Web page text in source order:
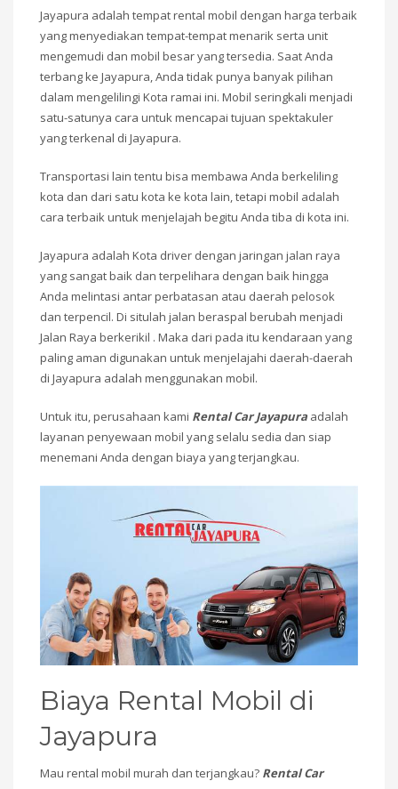
Jayapura adalah tempat rental mobil dengan harga terbaik
yang menyediakan tempat-tempat menarik serta unit
mengemudi dan mobil besar yang tersedia. Saat Anda
terbang ke Jayapura, Anda tidak punya banyak pilihan
dalam mengelilingi Kota ramai ini. Mobil seringkali menjadi
satu-satunya cara untuk mencapai tujuan spektakuler
yang terkenal di Jayapura.
Transportasi lain tentu bisa membawa Anda berkeliling
kota dan dari satu kota ke kota lain, tetapi mobil adalah
cara terbaik untuk menjelajah begitu Anda tiba di kota ini.
Jayapura adalah Kota driver dengan jaringan jalan raya
yang sangat baik dan terpelihara dengan baik hingga
Anda melintasi antar perbatasan atau daerah pelosok
dan terpencil. Di situlah jalan beraspal berubah menjadi
Jalan Raya berkerikil . Maka dari pada itu kendaraan yang
paling aman digunakan untuk menjelajahi daerah-daerah
di Jayapura adalah menggunakan mobil.
Untuk itu, perusahaan kami Rental Car Jayapura adalah
layanan penyewaan mobil yang selalu sedia dan siap
menemani Anda dengan biaya yang terjangkau.
Biaya Rental Mobil di
Jayapura
Mau rental mobil murah dan terjangkau? Rental Car